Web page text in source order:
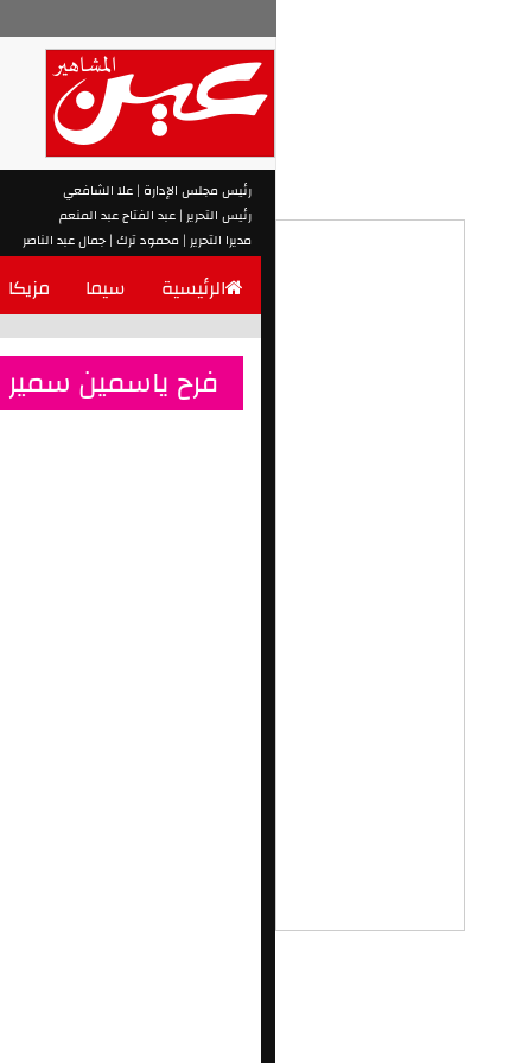
رئيس مجلس الإدارة | علا الشافعي
رئيس التحرير | عبد الفتاح عبد المنعم
مديرا التحرير | محمود ترك | جمال عبد الناصر
الرئيسية سيما مزيكا
فرح ياسمين سمير